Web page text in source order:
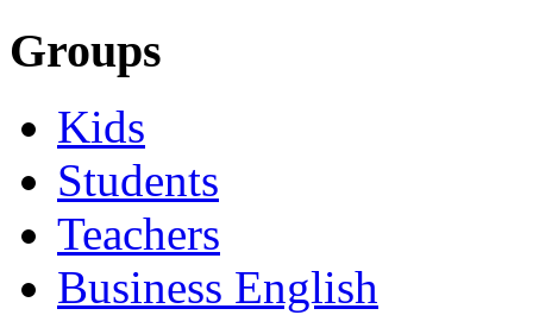
Groups
Kids
Students
Teachers
Business English